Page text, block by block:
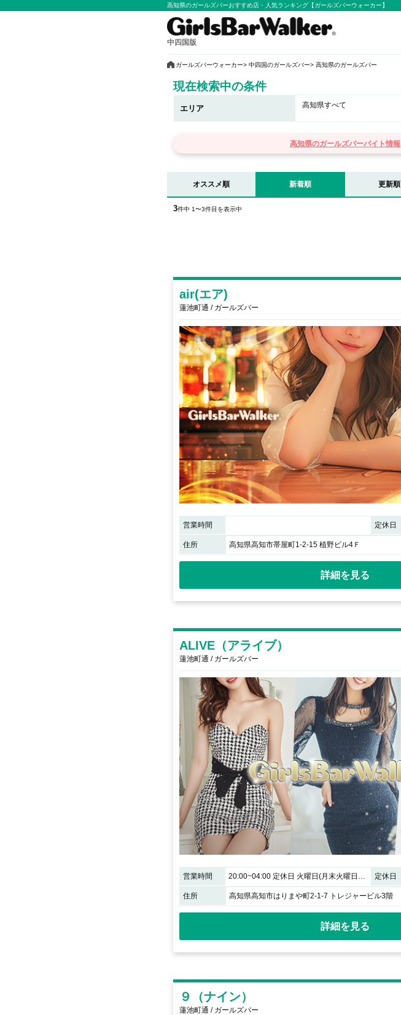
高知県のガールズバーおすすめ店・人気ランキング【ガールズバーウォーカー】
中四国版
ガールズバーウォーカー 中四国のガールズバー 高知県のガールズバー
現在検索中の条件
エリア 高知県すべて
高知県のガールズバーバイト情報
オススメ順 新着順 更新順
3件中 1〜3件目を表示中
air(エア)
蓮池町通 / ガールズバー
営業時間 定休日
住所 高知県高知市帯屋町1-2-15 植野ビル4Ｆ
詳細を見る
ALIVE（アライブ）
蓮池町通 / ガールズバー
営業時間 20:00~04:00 定休日 火曜日(月末火曜日は営業) 定休日
住所 高知県高知市はりまや町2-1-7 トレジャービル3階
詳細を見る
９（ナイン）
蓮池町通 / ガールズバー